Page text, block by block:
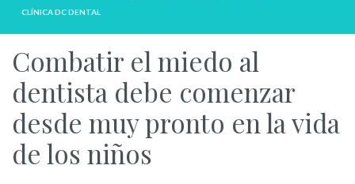
CLÍNICA DC DENTAL
Combatir el miedo al
dentista debe comenzar
desde muy pronto en la vida
de los niños